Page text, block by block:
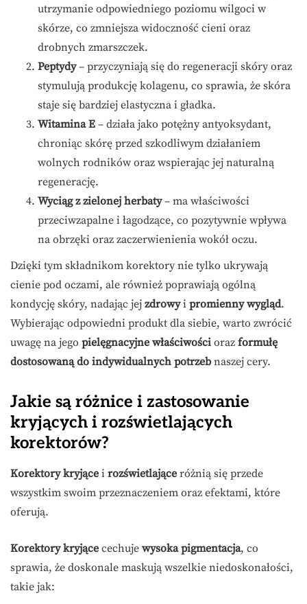
utrzymanie odpowiedniego poziomu wilgoci w
skórze, co zmniejsza widoczność cieni oraz
drobnych zmarszczek.
Peptydy– przyczyniają się do regeneracji skóry oraz
stymulują produkcję kolagenu, co sprawia, że skóra
staje się bardziej elastyczna i gładka.
Witamina E – działa jako potężny antyoksydant,
chroniąc skórę przed szkodliwym działaniem
wolnych rodników oraz wspierając jej naturalną
regenerację.
Wyciąg z zielonej herbaty– ma właściwości
przeciwzapalne i łagodzące, co pozytywnie wpływa
na obrzęki oraz zaczerwienienia wokół oczu.
Dzięki tym składnikom korektory nie tylko ukrywają
cienie pod oczami, ale również poprawiają ogólną
kondycję skóry, nadając jej zdrowyi promienny wygląd.
Wybierając odpowiedni produkt dla siebie, warto zwrócić
uwagę na jego pielęgnacyjne właściwości oraz formułę
dostosowaną do indywidualnych potrzebnaszej cery.
Jakie są różnice i zastosowanie
kryjących i rozświetlających
korektorów?
Korektory kryjące i rozświetlające różnią się przede
wszystkim swoim przeznaczeniem oraz efektami, które
oferują.
Korektory kryjące cechuje wysoka pigmentacja, co
sprawia, że doskonale maskują wszelkie niedoskonałości,
takie jak: